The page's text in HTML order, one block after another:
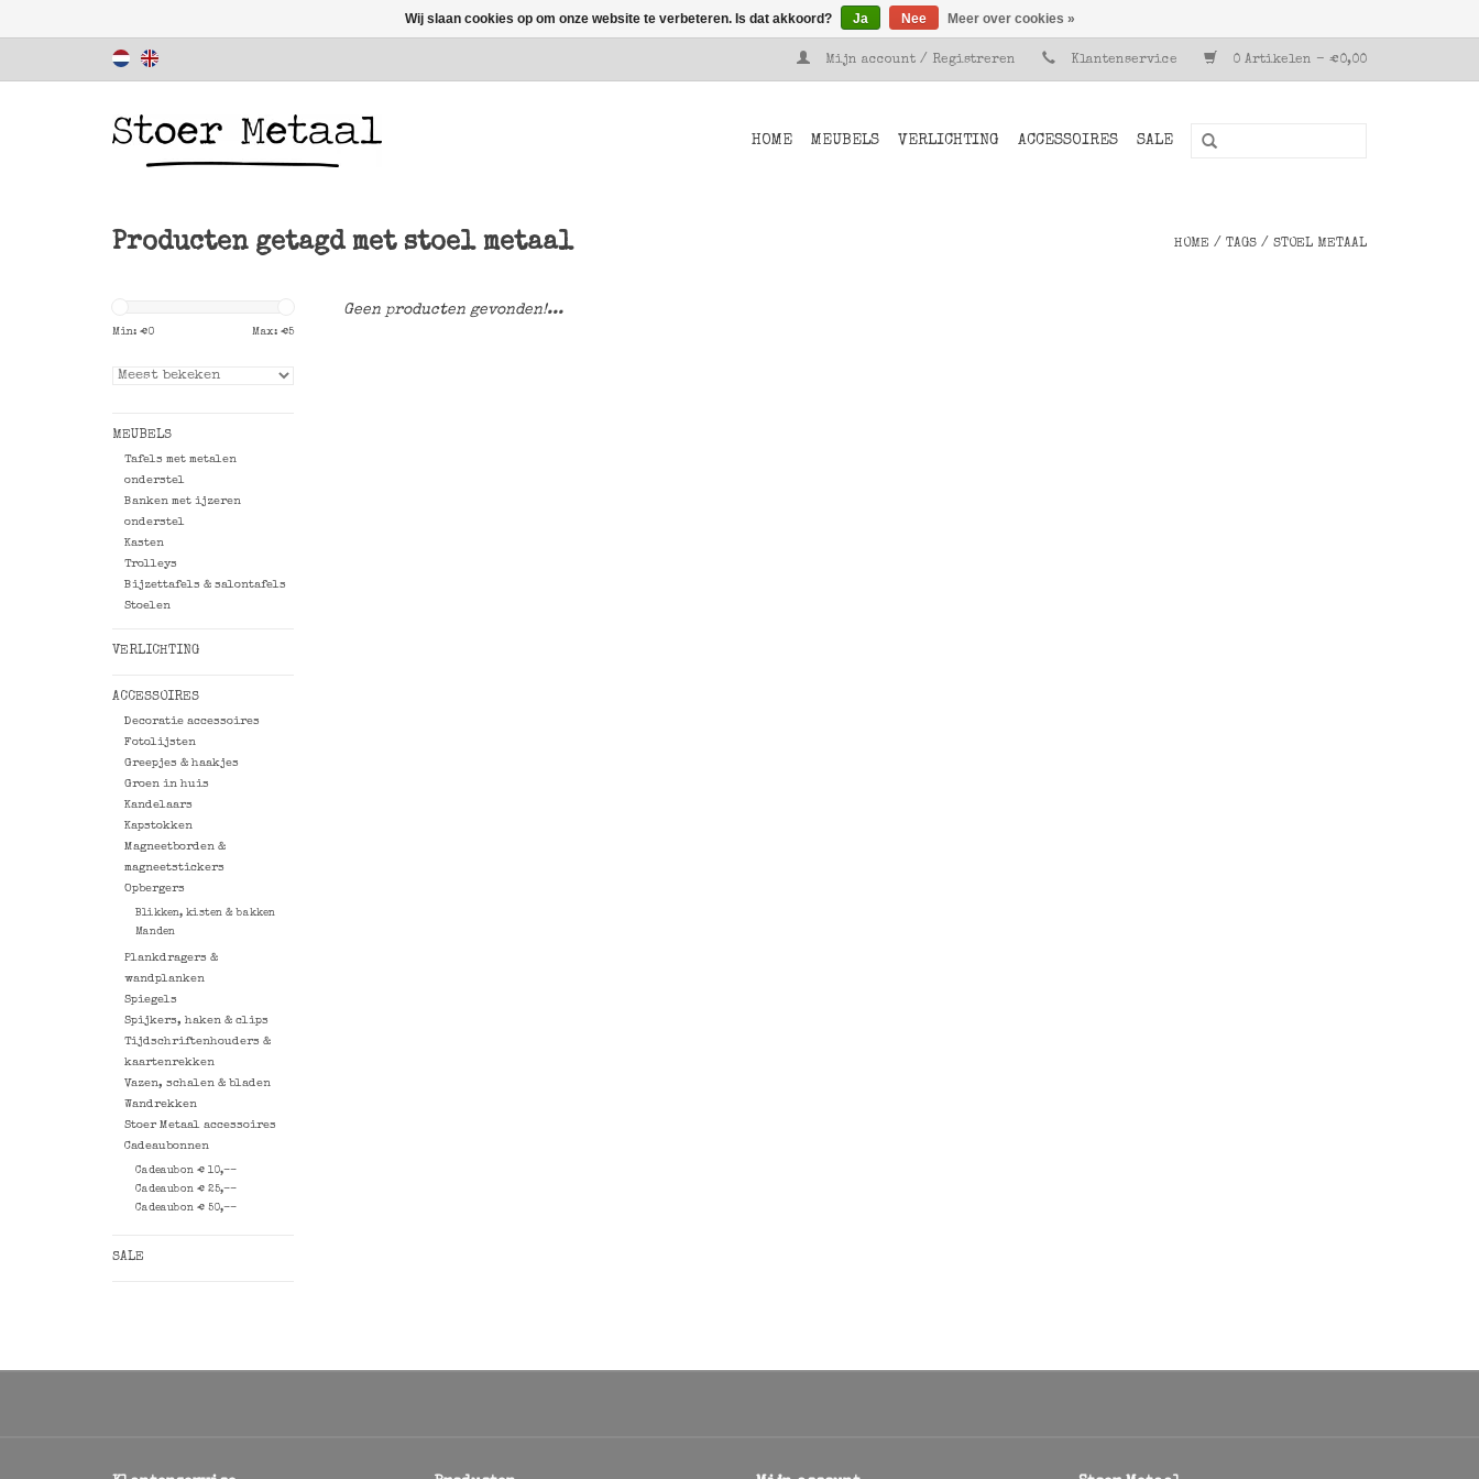
Mijn account / Registreren Klantenservice 0 Artikelen - €0,00
HOME MEUBELS VERLICHTING ACCESSOIRES SALE
Producten getagd met stoel metaal HOME / TAGS / STOEL METAAL
Min: €0 Max: €5
MEUBELS
Tafels met metalen
onderstel
Banken met ijzeren
onderstel
Kasten
Trolleys
Bijzettafels & salontafels
Stoelen
VERLICHTING
ACCESSOIRES
Decoratie accessoires
Fotolijsten
Greepjes & haakjes
Groen in huis
Kandelaars
Kapstokken
Magneetborden &
magneetstickers
Opbergers
Blikken, kisten & bakken
Manden
Plankdragers &
wandplanken
Spiegels
Spijkers, haken & clips
Tijdschriftenhouders &
kaartenrekken
Vazen, schalen & bladen
Wandrekken
Stoer Metaal accessoires
Cadeaubonnen
Cadeaubon € 10,--
Cadeaubon € 25,--
Cadeaubon € 50,--
SALE
Geen producten gevonden!...
Wij slaan cookies op om onze website te verbeteren. Is dat akkoord? Ja Nee Meer over cookies »